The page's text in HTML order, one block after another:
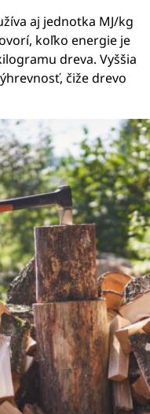
aj jednotka MJ/kg
koľko energie je
dreva. Vyššia
čiže drevo